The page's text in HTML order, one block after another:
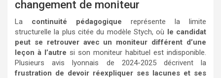
changement de moniteur
La continuité pédagogique représente la limite
structurelle la plus citée du modèle Stych, où le candidat
peut se retrouver avec un moniteur différent d’une
leçon à l’autre si son moniteur habituel est indisponible.
Plusieurs avis lyonnais de 2024-2025 décrivent la
frustration de devoir réexpliquer ses lacunes et ses